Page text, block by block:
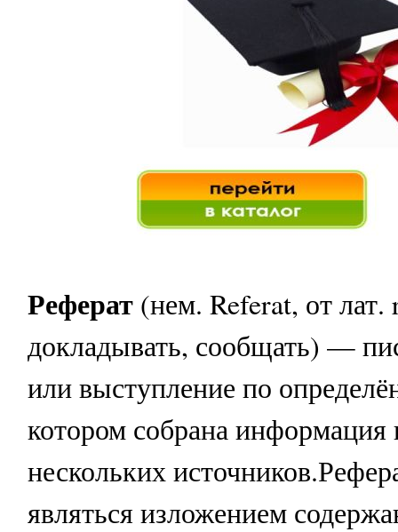
Реферат(нем. Referat, от
докладывать, сообщать) —
или выступление по
котором собрана информация
нескольких
являться изложением